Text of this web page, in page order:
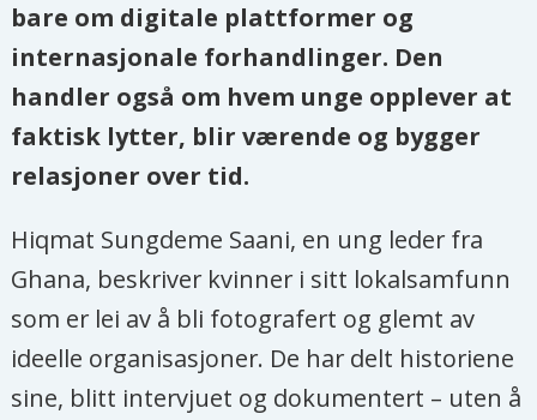
bare om digitale plattformer og
internasjonale forhandlinger. Den
handler også om hvem unge opplever at
faktisk lytter, blir værende og bygger
relasjoner over tid.
Hiqmat Sungdeme Saani, en ung leder fra
Ghana, beskriver kvinner i sitt lokalsamfunn
som er lei av å bli fotografert og glemt av
ideelle organisasjoner. De har delt historiene
sine, blitt intervjuet og dokumentert – uten å